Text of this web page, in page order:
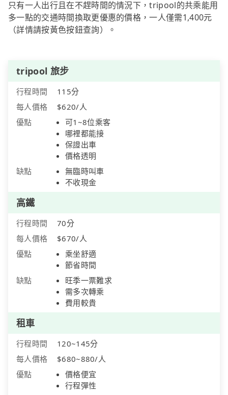
只有一人出行且在不趕時間的情況下，tripool的共乘能用
多一點的交通時間換取更優惠的價格，一人僅需1,400元
（詳情請按黃色按鈕查詢）。
tripool 旅步
行程時間
115分
每人價格
$620/人
優點
可1~8位乘客
哪裡都能接
保證出車
價格透明
缺點
無臨時叫車
不收現金
高鐵
行程時間
70分
每人價格
$670/人
優點
乘坐舒適
節省時間
缺點
旺季一票難求
需多次轉乘
費用較貴
租車
行程時間
120~145分
每人價格
$680~880/人
優點
價格便宜
行程彈性